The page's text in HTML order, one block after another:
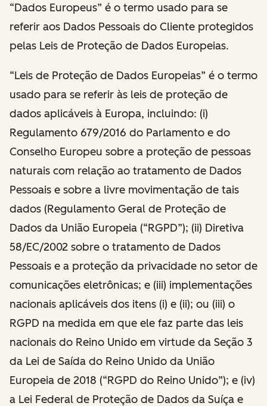
“Dados Europeus” é o termo usado para se
referir aos Dados Pessoais do Cliente protegidos
pelas Leis de Proteção de Dados Europeias.
“Leis de Proteção de Dados Europeias” é o termo
usado para se referir às leis de proteção de
dados aplicáveis à Europa, incluindo: (i)
Regulamento 679/2016 do Parlamento e do
Conselho Europeu sobre a proteção de pessoas
naturais com relação ao tratamento de Dados
Pessoais e sobre a livre movimentação de tais
dados (Regulamento Geral de Proteção de
Dados da União Europeia (“RGPD”); (ii) Diretiva
58/EC/2002 sobre o tratamento de Dados
Pessoais e a proteção da privacidade no setor de
comunicações eletrônicas; e (iii) implementações
nacionais aplicáveis dos itens (i) e (ii); ou (iii) o
RGPD na medida em que ele faz parte das leis
nacionais do Reino Unido em virtude da Seção 3
da Lei de Saída do Reino Unido da União
Europeia de 2018 (“RGPD do Reino Unido”); e (iv)
a Lei Federal de Proteção de Dados da Suíça e